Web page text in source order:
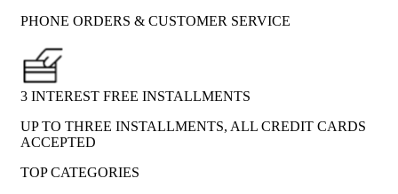
PHONE ORDERS & CUSTOMER SERVICE
3 INTEREST FREE INSTALLMENTS
UP TO THREE INSTALLMENTS, ALL CREDIT CARDS
ACCEPTED
TOP CATEGORIES